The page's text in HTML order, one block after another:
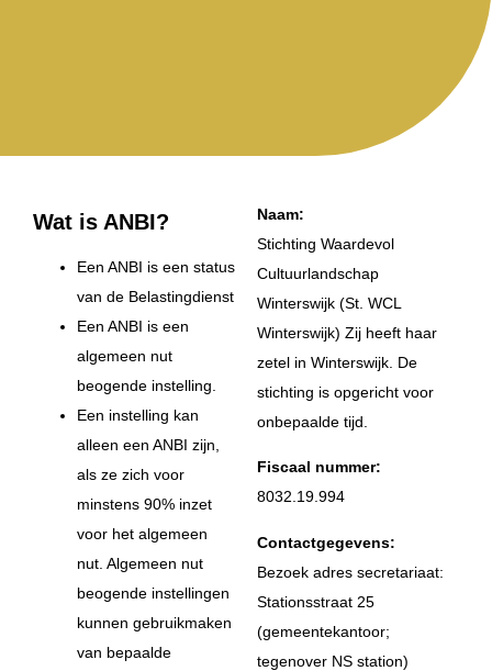
Wat is ANBI?
Een ANBI is een status
van de Belastingdienst
Een ANBI is een
algemeen nut
beogende instelling.
Een instelling kan
alleen een ANBI zijn,
als ze zich voor
minstens 90% inzet
voor het algemeen
nut. Algemeen nut
beogende instellingen
kunnen gebruikmaken
van bepaalde
Naam:
Stichting Waardevol
Cultuurlandschap
Winterswijk (St. WCL
Winterswijk) Zij heeft haar
zetel in Winterswijk. De
stichting is opgericht voor
onbepaalde tijd.
Fiscaal nummer:
8032.19.994
Contactgegevens:
Bezoek adres secretariaat:
Stationsstraat 25
(gemeentekantoor;
tegenover NS station)